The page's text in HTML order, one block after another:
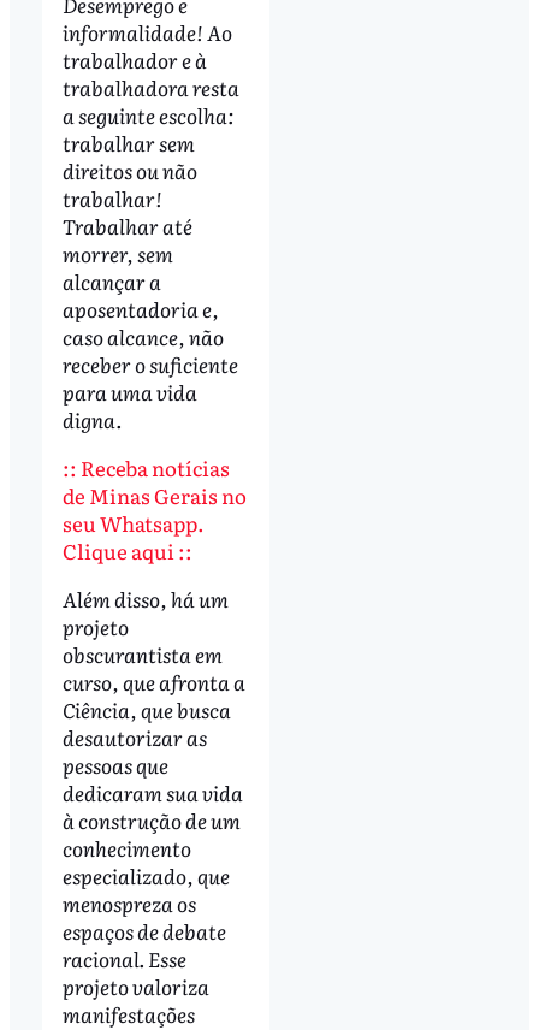
informalidade! Ao
trabalhador e à
trabalhadora resta
a seguinte escolha:
trabalhar sem
direitos ou não
trabalhar!
Trabalhar até
morrer, sem
alcançar a
aposentadoria e,
caso alcance, não
receber o suficiente
para uma vida
digna.
:: Receba notícias
de Minas Gerais no
seu Whatsapp.
Clique aqui ::
Além disso, há um
projeto
obscurantista em
curso, que afronta a
Ciência, que busca
desautorizar as
pessoas que
dedicaram sua vida
à construção de um
conhecimento
especializado, que
menospreza os
espaços de debate
racional. Esse
projeto valoriza
manifestações